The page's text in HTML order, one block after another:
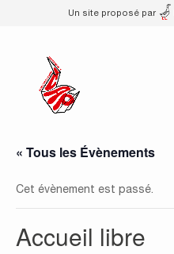
Un site proposé par
« Tous les Évènements
Cet évènement est passé.
Accueil libre